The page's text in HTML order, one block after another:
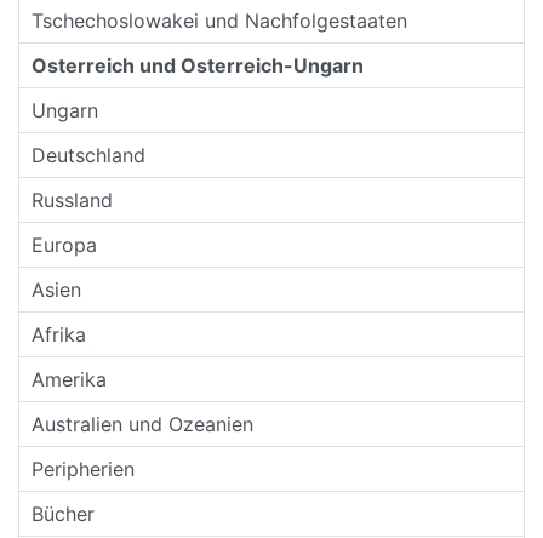
Tschechoslowakei und Nachfolgestaaten
Osterreich und Osterreich-Ungarn
Ungarn
Deutschland
Russland
Europa
Asien
Afrika
Amerika
Australien und Ozeanien
Peripherien
Bücher